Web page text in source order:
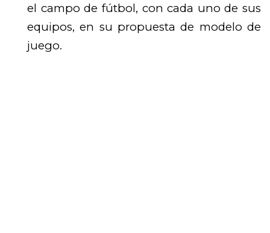
el campo de fútbol, con cada uno de sus
equipos, en su propuesta de modelo de
juego.